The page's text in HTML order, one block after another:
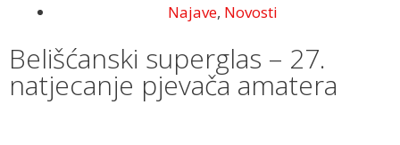
Najave, Novosti
Belišćanski superglas – 27.
natjecanje pjevača amatera